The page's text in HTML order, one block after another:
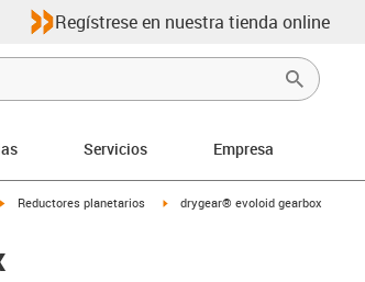
Regístrese en nuestra tienda online
Servicios Empresa
igus-icon-arrow-right
Reductores planetarios igus-icon-arrow-right
drygear® evoloid gearbox